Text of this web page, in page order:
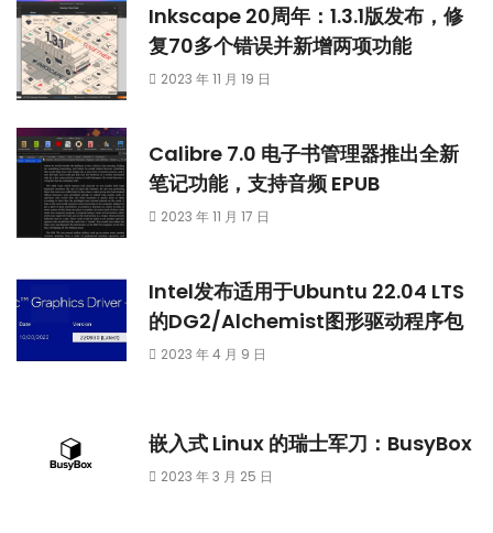
Inkscape 20周年：1.3.1版发布，修
复70多个错误并新增两项功能
2023 年 11 月 19 日
Calibre 7.0 电子书管理器推出全新
笔记功能，支持音频 EPUB
2023 年 11 月 17 日
Intel发布适用于Ubuntu 22.04 LTS
的DG2/Alchemist图形驱动程序包
2023 年 4 月 9 日
嵌入式 Linux 的瑞士军刀：BusyBox
2023 年 3 月 25 日